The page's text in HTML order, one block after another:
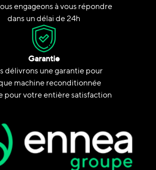
engageons à vous répondre
dans un délai de 24h
Garantie
délivrons une garantie pour
machine reconditionnée
pour votre entière satisfaction